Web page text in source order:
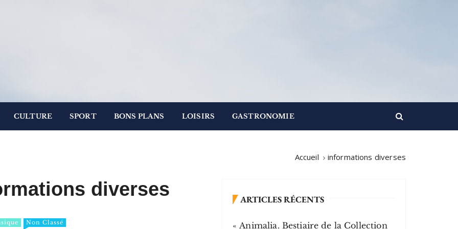
Paris
CULTURE SPORT BONS PLANS LOISIRS GASTRONOMIE
Accueil informations diverses
diverses
Non Classé
ARTICLES RÉCENTS
« Animalia. Bestiaire de la Collection